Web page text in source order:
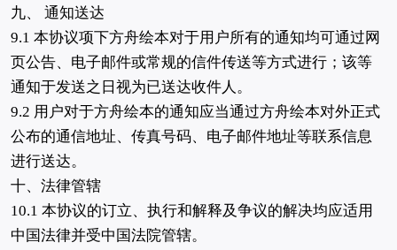
九、 通知送达
9.1 本协议项下方舟绘本对于用户所有的通知均可通过网
页公告、电子邮件或常规的信件传送等方式进行；该等
通知于发送之日视为已送达收件人。
9.2 用户对于方舟绘本的通知应当通过方舟绘本对外正式
公布的通信地址、传真号码、电子邮件地址等联系信息
进行送达。
十、法律管辖
10.1 本协议的订立、执行和解释及争议的解决均应适用
中国法律并受中国法院管辖。